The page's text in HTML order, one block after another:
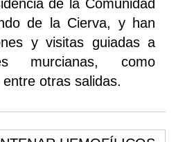
de la Comunidad
de la Cierva, y han
y visitas guiadas a
murcianas, como
otras salidas.